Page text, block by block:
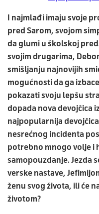
I najmlađi imaju svoje
pred Sarom, svojom
da glumi u školskoj
svojim drugarima,
smišljanju najnovijih
mogućnosti da ga
pokazati svoju lepšu
dopada nova devojčica
najpopularnija
nesrećnog incidenta
potrebno mnogo volje i
samopouzdanje. Jezda
verske nastave,
ženu svog života, ili će
životom?